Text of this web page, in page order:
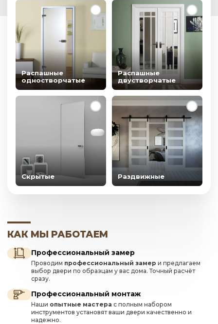
Распашные
одностворчатые
Распашные
двустворчатые
Скрытые Раздвижные
КАК МЫ РАБОТАЕМ
Профессиональный замер
Проводим профессиональный замер и предлагаем
выбор двери по образцам у вас дома. Точный расчёт
сразу.
Профессиональный монтаж
Наши опытные мастера с полным набором
инструментов установят ваши двери качественно и
надежно.